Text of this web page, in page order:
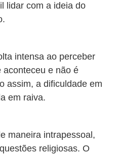
lidar com a ideia do
intensa ao perceber
aconteceu e não é
assim, a dificuldade em
em raiva.
maneira intrapessoal,
religiosas. O